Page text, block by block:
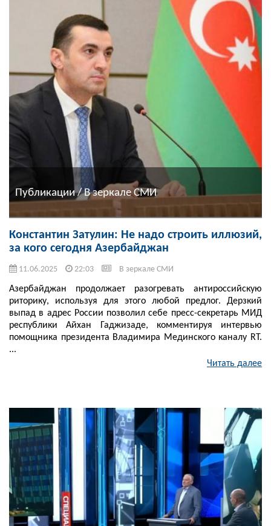
Публикации / В зеркале СМИ
Константин Затулин: Не надо строить иллюзий,
за кого сегодня Азербайджан
11.06.2025 22:03 В зеркале СМИ
Азербайджан продолжает разогревать антироссийскую
риторику, используя для этого любой предлог. Дерзкий
выпад в адрес России позволил себе пресс-секретарь МИД
республики Айхан Гаджизаде, комментируя интервью
помощника президента Владимира Мединского каналу RT.
...
Читать далее